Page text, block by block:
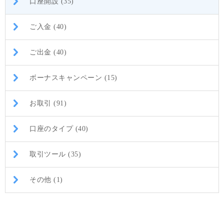
ご入金 (40)
ご出金 (40)
ボーナスキャンペーン (15)
お取引 (91)
口座のタイプ (40)
取引ツール (35)
その他 (1)